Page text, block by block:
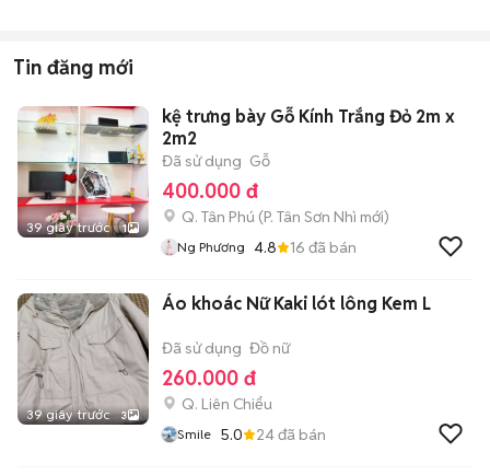
Tin đăng mới
39 giây trước 1
kệ trưng bày Gỗ Kính Trắng Đỏ 2m x
2m2
Đã sử dụng Gỗ
400.000 đ
Q. Tân Phú (P. Tân Sơn Nhì mới)
Ng Phương 4.8 16 đã bán
39 giây trước 3
Áo khoác Nữ Kaki lót lông Kem L
Đã sử dụng Đồ nữ
260.000 đ
Q. Liên Chiểu
Smile 5.0 24đã bán